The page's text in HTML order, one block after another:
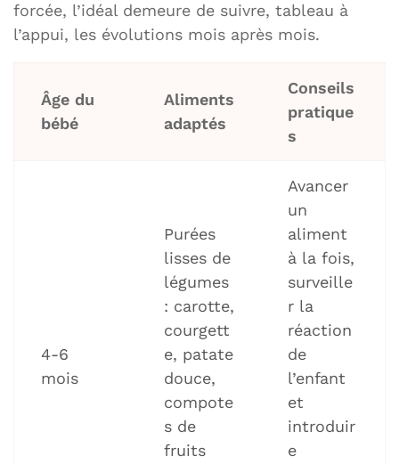
forcée, l’idéal demeure de suivre, tableau à
l’appui, les évolutions mois après mois.
Âge du
bébé
Aliments
adaptés
Conseils
pratique
s
4-6
mois
Purées
lisses de
légumes
: carotte,
courgett
e, patate
douce,
compote
s de
fruits
Avancer
un
aliment
à la fois,
surveille
r la
réaction
de
l’enfant
et
introduir
e